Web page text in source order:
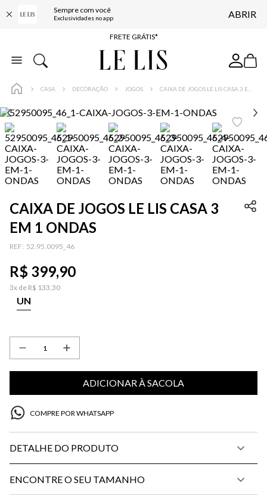
Sempre com você
Exclusividades no app ABRIR
ENTREGA EXPRESSA*
FRETE GRÁTIS*
BAIXE O APP
CASA DECORAÇÃO JOGOS
CAIXA DE JOGOS LE LIS CASA 3
EM 1 ONDAS
: 52.95.0095_46
R$ 399,90
3x de R$ 133,30
UN
ADICIONAR À SACOLA
COMPRE POR WHATSAPP
DETALHE DO PRODUTO
ENCONTRE O SEU TAMANHO